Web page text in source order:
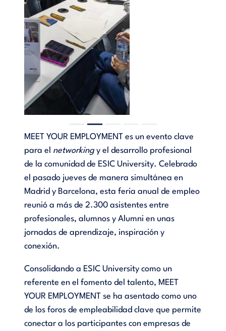
MEET YOUR EMPLOYMENT es un evento clave
para el networkingy el desarrollo profesional
de la comunidad de ESIC University. Celebrado
el pasado jueves de manera simultánea en
Madrid y Barcelona, esta feria anual de empleo
reunió a más de 2.300 asistentes entre
profesionales, alumnos y Alumni en unas
jornadas de aprendizaje, inspiración y
conexión.
Consolidando a ESIC University como un
referente en el fomento del talento, MEET
YOUR EMPLOYMENT se ha asentado como uno
de los foros de empleabilidad clave que permite
conectar a los participantes con empresas de